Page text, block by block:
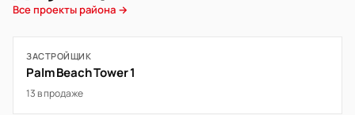
Все проекты района →
ЗАСТРОЙЩИК
Palm Beach Tower 1
13 в продаже